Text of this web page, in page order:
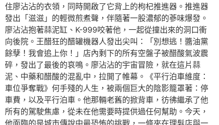
住廖沾沾的衣領，同時開啟了它背上的枸杞推進器。推進器
發出「滋滋」的輕微煎煮聲，伴隨著一股濃郁的蔘味爆發。
廖沾沾抱著蒜泥缸、K-999咬著他，一起從撞出來的洞口衝
向後院。王醋狂的醋罐機器人發出尖叫：「別想逃！醬油黨
餘孽！我會追上你！」店內剩下的所有空盤子被醋酸氣波震
碎，發出了最後的哀鳴。廖沾沾的宇宙冒險，就在這片蒜
泥、中藥和醋酸的混亂中，拉開了帷幕。《平行泊車維度：
車位爭奪戰》何手殘的人生，被兩個巨大的陰影籠罩著：停
車費，以及平行泊車。他那輛老舊的掀背車，彷彿繼承了他
所有的駕駛焦慮，從未在他需要時提供過任何幫助。今天，
他面臨的是城市傳說中最恐怖的挑戰，一條夾在理髮店與一